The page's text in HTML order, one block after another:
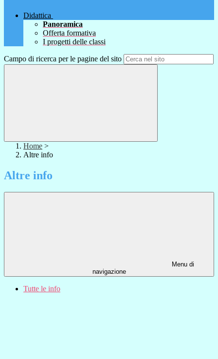
Didattica
Panoramica
Offerta formativa
I progetti delle classi
Campo di ricerca per le pagine del sito
Home >
Altre info
Altre info
Menu di
navigazione
Tutte le info